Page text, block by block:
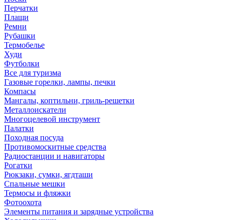
Перчатки
Плащи
Ремни
Рубашки
Термобелье
Худи
Футболки
Все для туризма
Газовые горелки, лампы, печки
Компасы
Мангалы, коптильни, гриль-решетки
Металлоискатели
Многоцелевой инструмент
Палатки
Походная посуда
Противомоскитные средства
Радиостанции и навигаторы
Рогатки
Рюкзаки, сумки, ягдташи
Спальные мешки
Термосы и фляжки
Фотоохота
Элементы питания и зарядные устройства